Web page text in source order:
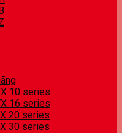
10 series
16 series
20 series
30 series